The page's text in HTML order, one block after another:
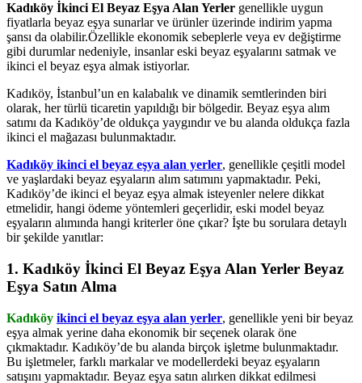
Kadıköy İkinci El Beyaz Eşya Alan Yerler genellikle uygun
fiyatlarla beyaz eşya sunarlar ve ürünler üzerinde indirim yapma
şansı da olabilir.Özellikle ekonomik sebeplerle veya ev değiştirme
gibi durumlar nedeniyle, insanlar eski beyaz eşyalarını satmak ve
ikinci el beyaz eşya almak istiyorlar.
Kadıköy, İstanbul’un en kalabalık ve dinamik semtlerinden biri
olarak, her türlü ticaretin yapıldığı bir bölgedir. Beyaz eşya alım
satımı da Kadıköy’de oldukça yaygındır ve bu alanda oldukça fazla
ikinci el mağazası bulunmaktadır.
Kadıköy ikinci el beyaz eşya alan yerler, genellikle çeşitli model
ve yaşlardaki beyaz eşyaların alım satımını yapmaktadır. Peki,
Kadıköy’de ikinci el beyaz eşya almak isteyenler nelere dikkat
etmelidir, hangi ödeme yöntemleri geçerlidir, eski model beyaz
eşyaların alımında hangi kriterler öne çıkar? İşte bu sorulara detaylı
bir şekilde yanıtlar:
1. Kadıköy İkinci El Beyaz Eşya Alan Yerler Beyaz
Eşya Satın Alma
Kadıköy ikinci el beyaz eşya alan yerler, genellikle yeni bir beyaz
eşya almak yerine daha ekonomik bir seçenek olarak öne
çıkmaktadır. Kadıköy’de bu alanda birçok işletme bulunmaktadır.
Bu işletmeler, farklı markalar ve modellerdeki beyaz eşyaların
satışını yapmaktadır. Beyaz eşya satın alırken dikkat edilmesi